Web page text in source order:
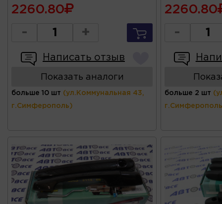
2260.80
- +
Написать отзыв
Показать аналоги
больше 10 шт (ул.Коммунальная 43,
г.Симферополь)
2260.80
-
больше 2 шт